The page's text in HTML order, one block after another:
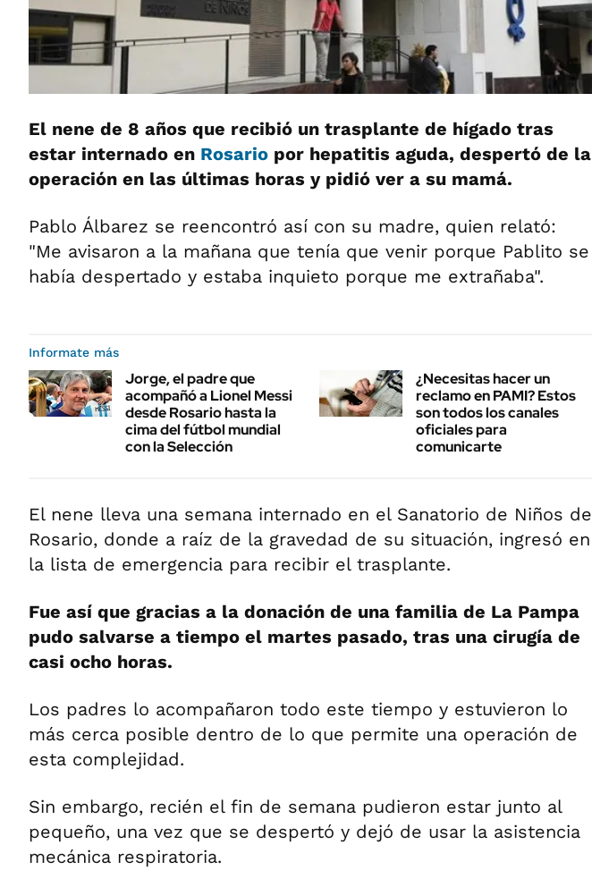
El nene de 8 años que recibió un trasplante de hígado tras
estar internado en Rosario por hepatitis aguda, despertó de la
operación en las últimas horas y pidió ver a su mamá.
Pablo Álbarez se reencontró así con su madre, quien relató:
"Me avisaron a la mañana que tenía que venir porque Pablito se
había despertado y estaba inquieto porque me extrañaba".
Informate más
Jorge, el padre que
acompañó a Lionel Messi
desde Rosario hasta la
cima del fútbol mundial
con la Selección
¿Necesitas hacer un
reclamo en PAMI? Estos
son todos los canales
oficiales para
comunicarte
El nene lleva una semana internado en el Sanatorio de Niños de
Rosario, donde a raíz de la gravedad de su situación, ingresó en
la lista de emergencia para recibir el trasplante.
Fue así que gracias a la donación de una familia de La Pampa
pudo salvarse a tiempo el martes pasado, tras una cirugía de
casi ocho horas.
Los padres lo acompañaron todo este tiempo y estuvieron lo
más cerca posible dentro de lo que permite una operación de
esta complejidad.
Sin embargo, recién el fin de semana pudieron estar junto al
pequeño, una vez que se despertó y dejó de usar la asistencia
mecánica respiratoria.